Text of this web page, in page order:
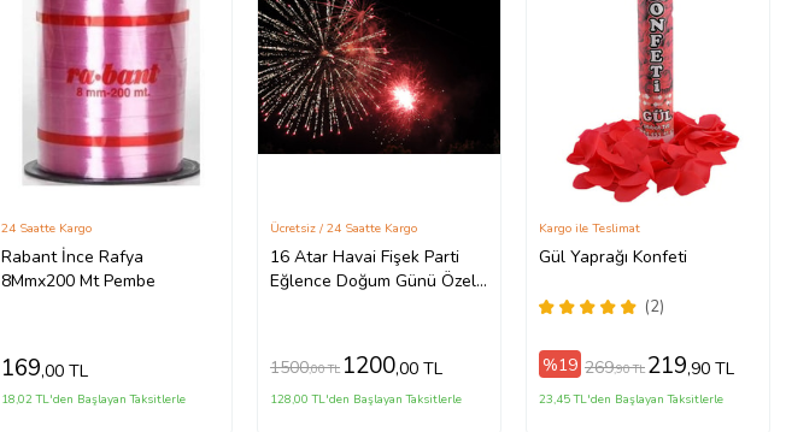
Rabant İnce Rafya
8Mmx200 Mt Pembe
24 Saatte Kargo
169,00 TL
18,02 TL'den Başlayan Taksitlerle
16 Atar Havai Fişek Parti
Eğlence Doğum Günü Özel
Ücretsiz / 24 Saatte Kargo
1500,00 TL 1200,00 TL
128,00 TL'den Başlayan Taksitlerle
Gül Yaprağı Konfeti
(2)
Kargo ile Teslimat
%19 269,90 TL 219,90 TL
23,45 TL'den Başlayan Taksitlerle